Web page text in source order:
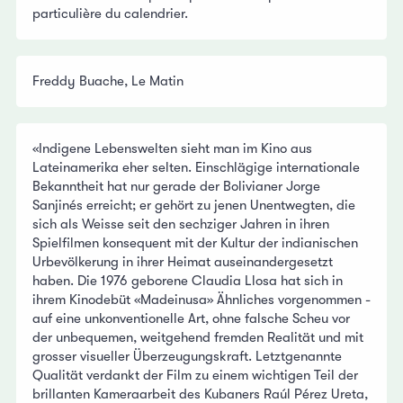
particulière du calendrier.
Freddy Buache, Le Matin
«Indigene Lebenswelten sieht man im Kino aus
Lateinamerika eher selten. Einschlägige internationale
Bekanntheit hat nur gerade der Bolivianer Jorge
Sanjinés erreicht; er gehört zu jenen Unentwegten, die
sich als Weisse seit den sechziger Jahren in ihren
Spielfilmen konsequent mit der Kultur der indianischen
Urbevölkerung in ihrer Heimat auseinandergesetzt
haben. Die 1976 geborene Claudia Llosa hat sich in
ihrem Kinodebüt «Madeinusa» Ähnliches vorgenommen -
auf eine unkonventionelle Art, ohne falsche Scheu vor
der unbequemen, weitgehend fremden Realität und mit
grosser visueller Überzeugungskraft. Letztgenannte
Qualität verdankt der Film zu einem wichtigen Teil der
brillanten Kameraarbeit des Kubaners Raúl Pérez Ureta,